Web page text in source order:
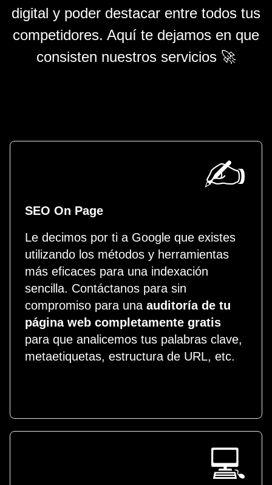
digital y poder destacar entre todos tus
competidores. Aquí te dejamos en que
consisten nuestros servicios 🚀
✍️
SEO On Page
Le decimos por ti a Google que existes
utilizando los métodos y herramientas
más eficaces para una indexación
sencilla. Contáctanos para sin
compromiso para una auditoría de tu
página web completamente gratis
para que analicemos tus palabras clave,
metaetiquetas, estructura de URL, etc.
💻